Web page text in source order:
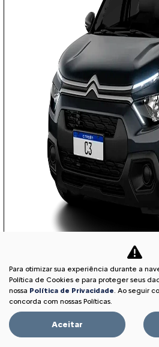
COM SEU USADO NA
PESSOA FÍSICA
Para otimizar sua experiência durante a
Política de Cookies e para proteger seus
nossa Política de Privacidade. Ao seguir
concorda com nossas Políticas.
Aceitar